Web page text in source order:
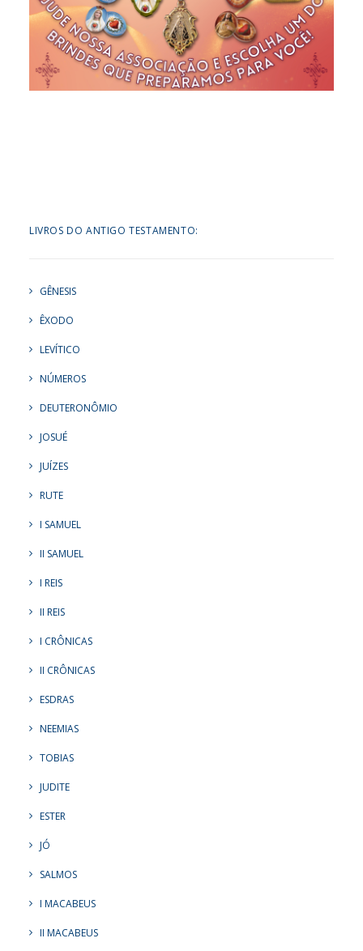
LIVROS DO ANTIGO TESTAMENTO:
GÊNESIS
ÊXODO
LEVÍTICO
NÚMEROS
DEUTERONÔMIO
JOSUÉ
JUÍZES
RUTE
I SAMUEL
II SAMUEL
I REIS
II REIS
I CRÔNICAS
II CRÔNICAS
ESDRAS
NEEMIAS
TOBIAS
JUDITE
ESTER
JÓ
SALMOS
I MACABEUS
II MACABEUS